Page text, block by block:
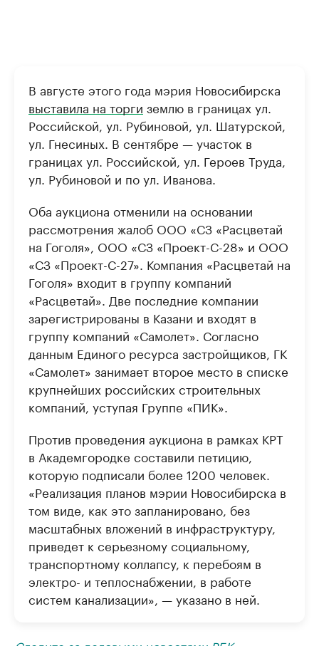
В августе этого года мэрия Новосибирска
выставила на торги землю в границах ул.
Российской, ул. Рубиновой, ул. Шатурской,
ул. Гнесиных. В сентябре — участок в
границах ул. Российской, ул. Героев Труда,
ул. Рубиновой и по ул. Иванова.
Оба аукциона отменили на основании
рассмотрения жалоб ООО «СЗ «Расцветай
на Гоголя», ООО «СЗ «Проект-С-28» и ООО
«СЗ «Проект-С-27». Компания «Расцветай на
Гоголя» входит в группу компаний
«Расцветай». Две последние компании
зарегистрированы в Казани и входят в
группу компаний «Самолет». Согласно
данным Единого ресурса застройщиков, ГК
«Самолет» занимает второе место в списке
крупнейших российских строительных
компаний, уступая Группе «ПИК».
Против проведения аукциона в рамках КРТ
в Академгородке составили петицию,
которую подписали более 1200 человек.
«Реализация планов мэрии Новосибирска в
том виде, как это запланировано, без
масштабных вложений в инфраструктуру,
приведет к серьезному социальному,
транспортному коллапсу, к перебоям в
электро- и теплоснабжении, в работе
систем канализации», — указано в ней.